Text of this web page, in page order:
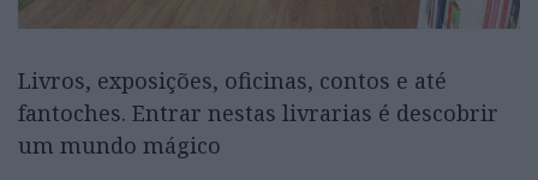
Livros, exposições, oficinas, contos e até
fantoches. Entrar nestas livrarias é descobrir
um mundo mágico